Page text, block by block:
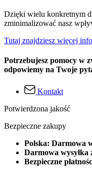
Dzięki wielu konkretnym
zminimalizować nasz
Tutaj znajdziesz więcej
Potrzebujesz pomocy w
odpowiemy na Twoje
Kontakt
Potwierdzona jakość
Bezpieczne zakupy
Polska: Darmowa
Darmowa wysyłka
Bezpieczne